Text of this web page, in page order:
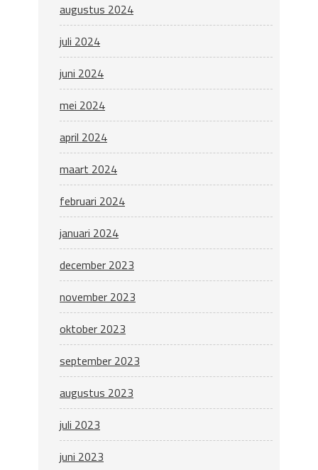
augustus 2024
juli 2024
juni 2024
mei 2024
april 2024
maart 2024
februari 2024
januari 2024
december 2023
november 2023
oktober 2023
september 2023
augustus 2023
juli 2023
juni 2023